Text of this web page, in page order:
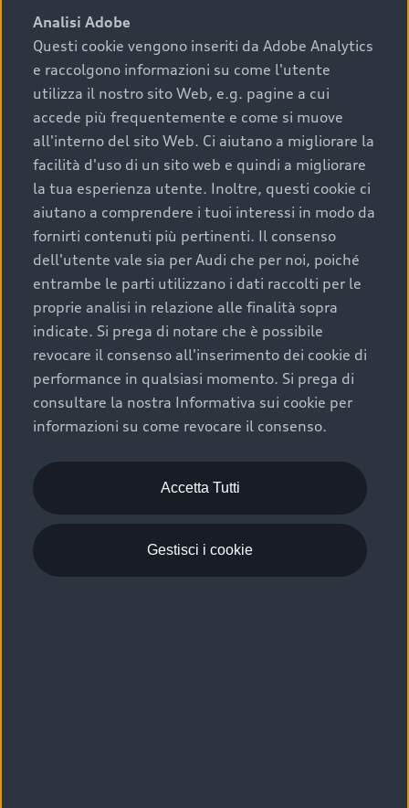
chilometraggio: un valore contenuto corrisponde a
uno stato migliore del veicolo e a una maggiore
durata nel tempo;
cronologia dei tagliandi: una documentazione
completa della vettura certifica una manutenzione
costante e accurata;
condizioni della carrozzeria e degli interni: una
buona conservazione evidenzia cura e attenzione del
precedente proprietario;
efficienza meccanica: motore, trasmissione e
componenti principali in ottimo stato garantiscono
prestazioni affidabili e sicure.
Acquistare un’auto usata in una Concessionaria ufficiale
Audi che offre l’usato garantito tramite Audi Prima
Scelta :plus, significa affidarsi ad un prodotto che viene
sottoposto a 110 controlli approfonditi e coperto da
garanzia fino a 4 anni per una maggiore tutela del tuo
acquisto.
Analisi Adobe
Questi cookie vengono inseriti da Adobe Analytics
e raccolgono informazioni su come l'utente
utilizza il nostro sito Web, e.g. pagine a cui
accede più frequentemente e come si muove
all'interno del sito Web. Ci aiutano a migliorare la
facilità d'uso di un sito web e quindi a migliorare
la tua esperienza utente. Inoltre, questi cookie ci
aiutano a comprendere i tuoi interessi in modo da
fornirti contenuti più pertinenti. Il consenso
dell'utente vale sia per Audi che per noi, poiché
entrambe le parti utilizzano i dati raccolti per le
proprie analisi in relazione alle finalità sopra
indicate. Si prega di notare che è possibile
revocare il consenso all'inserimento dei cookie di
performance in qualsiasi momento. Si prega di
consultare la nostra Informativa sui cookie per
informazioni su come revocare il consenso.
Accetta Tutti
Gestisci i cookie